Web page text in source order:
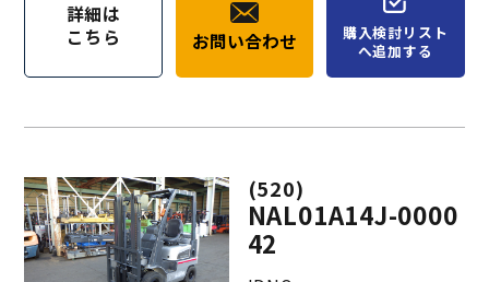
詳細は
こちら
お問い合わせ
購入検討リスト
へ追加する
(520)
NAL01A14J-0000
42